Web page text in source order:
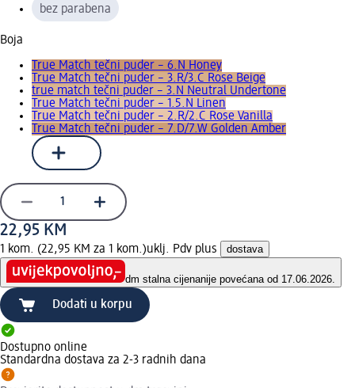
bez parabena
Boja
True Match tečni puder – 6.N Honey
True Match tečni puder – 3.R/3.C Rose Beige
true match tečni puder – 3.N Neutral Undertone
True Match tečni puder – 1.5.N Linen
True Match tečni puder – 2.R/2.C Rose Vanilla
True Match tečni puder – 7.D/7.W Golden Amber
22,95 KM
1 kom. (22,95 KM za 1 kom.)uklj. Pdv plus dostava
dm stalna cijenanije povećana od 17.06.2026.
Dodati u korpu
Dostupno online
Standardna dostava za 2-3 radnih dana